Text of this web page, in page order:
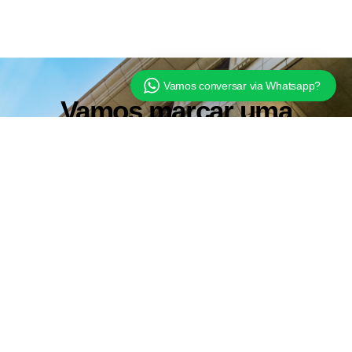
Vamos marcar uma
Vamos conversar via Whatsapp?